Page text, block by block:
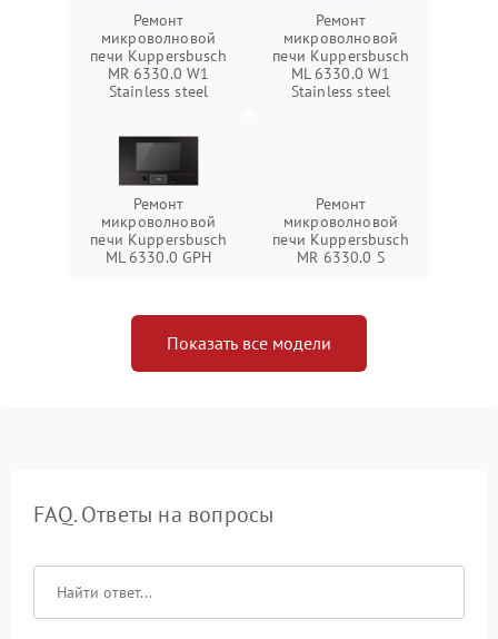
Ремонт
микроволновой
печи Kuppersbusch
MR 6330.0 W1
Stainless steel
Ремонт
микроволновой
печи Kuppersbusch
ML 6330.0 W1
Stainless steel
Ремонт
микроволновой
печи Kuppersbusch
ML 6330.0 GPH
Ремонт
микроволновой
печи Kuppersbusch
MR 6330.0 S
Показать все модели
FAQ. Ответы на вопросы